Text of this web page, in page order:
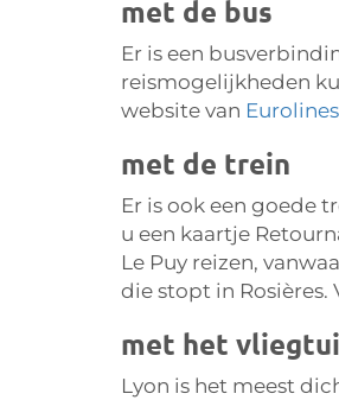
met de bus
Er is een
reismogelijkheden
website van Eurolines
met de trein
Er is ook een goede
u een kaartje
Le Puy reizen,
die stopt in Rosières.
met het
Lyon is het meest